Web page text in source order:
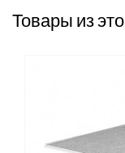
Товары из